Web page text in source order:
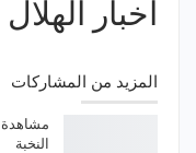
اخبار
المزيد من المشاركات
مشاهدة
النخبة